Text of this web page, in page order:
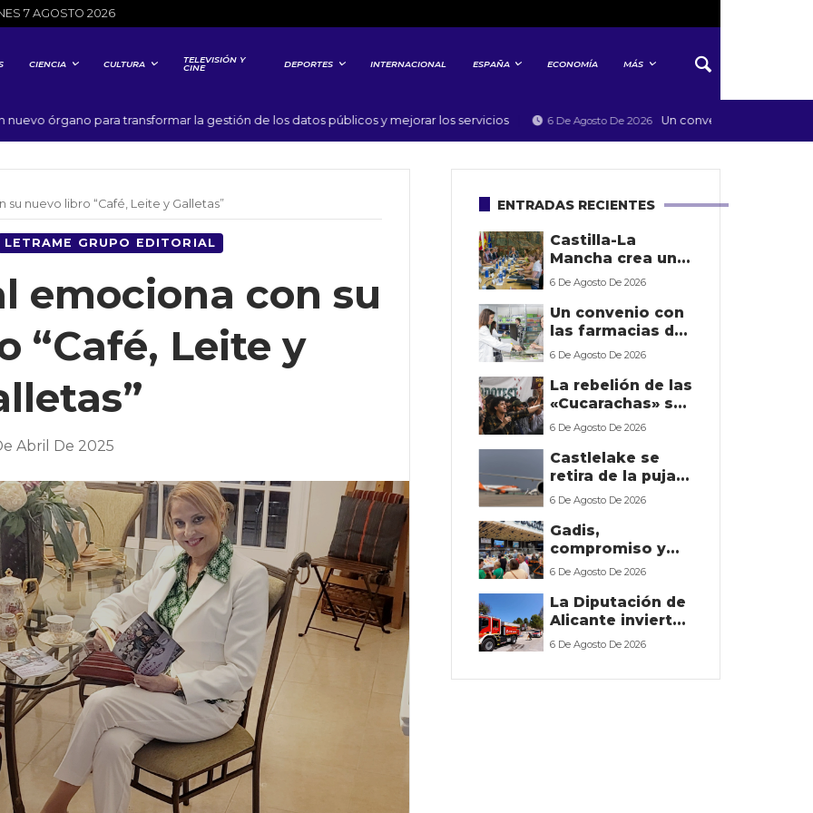
7 AGOSTO 2026
CIENCIA CULTURA
TELEVISIÓN Y
CINE
DEPORTES INTERNACIONAL ESPAÑA ECONOMÍA MÁS
órgano para transformar la gestión de los datos públicos y mejorar los servicios 6 De Agosto De 2026 Un convenio con las farmacias
nuevo libro “Café, Leite y Galletas”
LETRAME GRUPO EDITORIAL
emociona con su
“Café, Leite y
Abril De 2025
ENTRADAS RECIENTES
Castilla-La
Mancha crea un
nuevo órgano
la gestión de los
datos públicos y
mejorar los
6 De Agosto De 2026
Un convenio con
las farmacias de
la Región de
potenciará la
detección precoz
de casos de
la mujer
6 De Agosto De 2026
La rebelión de las
«Cucarachas» se
queda en la calle
6 De Agosto De 2026
Castlelake se
retira de la puja
por Easyjet y
pista libre para
hacerse con la
empresa
6 De Agosto De 2026
Gadis,
compromiso y
empleo en
6 De Agosto De 2026
La Diputación de
Alicante invierte
2 millones en los
incendios
6 De Agosto De 2026